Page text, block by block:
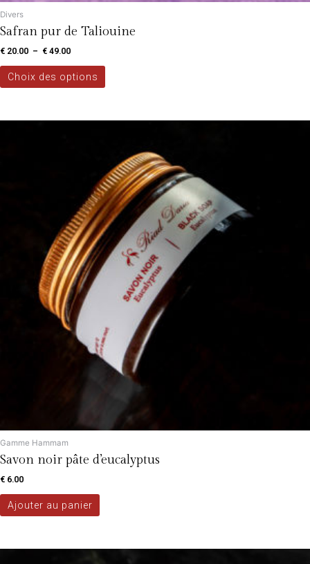
Divers
Safran pur de Taliouine
€ 20.00 – € 49.00
Choix des options
Gamme Hammam
Savon noir pâte d’eucalyptus
€ 6.00
Ajouter au panier